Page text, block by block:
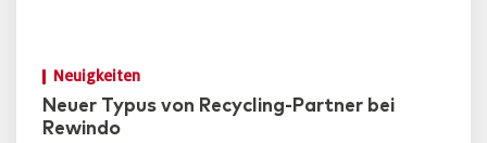
Neuigkeiten
Neuer Typus von Recycling-Partner bei
Rewindo